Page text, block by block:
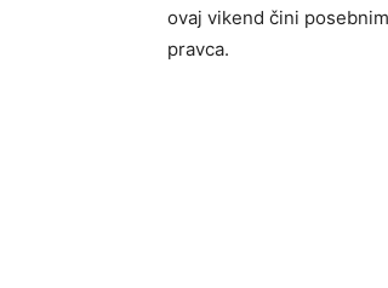
ovaj vikend čini
pravca.